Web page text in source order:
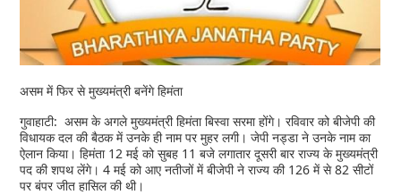
असम में फिर से मुख्यमंत्री बनेंगे हिमंता
गुवाहाटी: असम के अगले मुख्यमंत्री हिमंता बिस्वा सरमा होंगे। रविवार को बीजेपी की
विधायक दल की बैठक में उनके ही नाम पर मुहर लगी। जेपी नड्डा ने उनके नाम का
ऐलान किया। हिमंता 12 मई को सुबह 11 बजे लगातार दूसरी बार राज्य के मुख्यमंत्री
पद की शपथ लेंगे। 4 मई को आए नतीजों में बीजेपी ने राज्य की 126 में से 82 सीटों
पर बंपर जीत हासिल की थी।